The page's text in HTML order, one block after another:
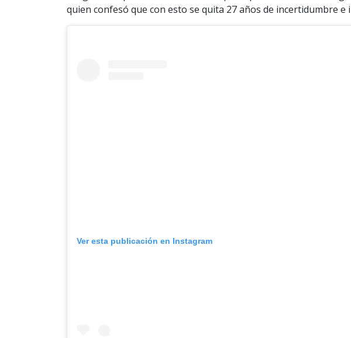
quien confesó que con esto se quita 27 años de incertidumbre e
Ver esta publicación en Instagram